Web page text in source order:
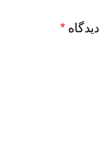
دیدگاه *